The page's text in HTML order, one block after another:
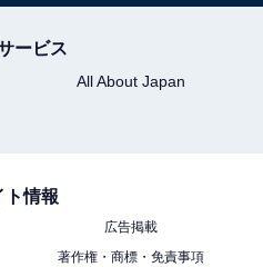
招待をしても毎回ポイント
リーは不要です。自分の招
ービス
All About Japan
ト情報
広告掲載
著作権・商標・免責事項